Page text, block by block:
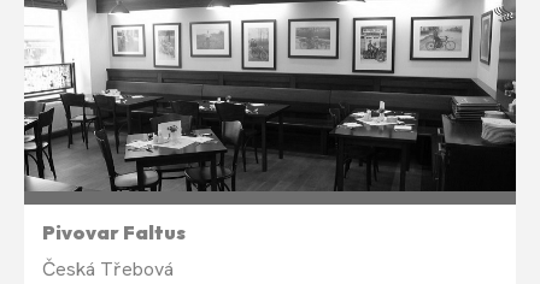
Pivovar Faltus
Česká Třebová